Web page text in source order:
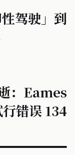
驾驶」到
：Eames
错误 134